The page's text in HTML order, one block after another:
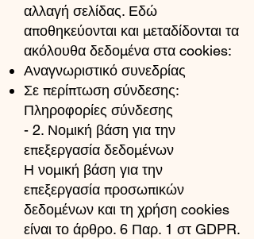
αλλαγή σελίδας. Εδώ
αποθηκεύονται και μεταδίδονται τα
ακόλουθα δεδομένα στα cookies:
Αναγνωριστικό συνεδρίας
Σε περίπτωση σύνδεσης:
Πληροφορίες σύνδεσης
- 2. Νομική βάση για την
επεξεργασία δεδομένων
Η νομική βάση για την
επεξεργασία προσωπικών
δεδομένων και τη χρήση cookies
είναι το άρθρο. 6 Παρ. 1 στ GDPR.